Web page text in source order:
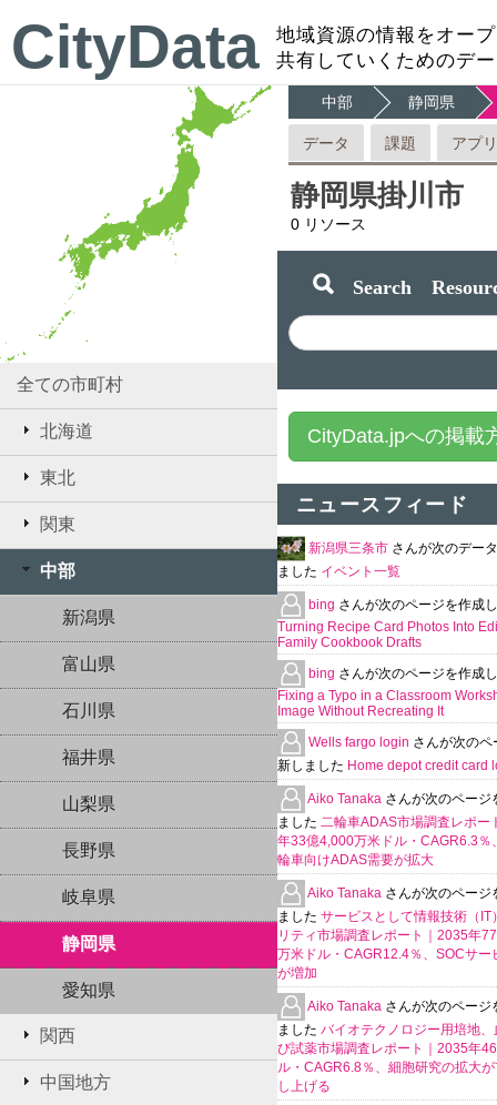
CityData
地域資源の情報をオー
共有していくためのデ
全ての市町村
北海道
東北
関東
中部
新潟県
富山県
石川県
福井県
山梨県
長野県
岐阜県
静岡県
愛知県
関西
中国地方
中部 静岡県
データ 課題 アプリ
静岡県掛川市
0 リソース
Search
CityData.jpへの掲載
ニュースフィード
新潟県三条市 さんが次のデー
ました イベント一覧
bing さんが次のページを作成
Turning Recipe Card Photos Into
Family Cookbook Drafts
bing さんが次のページを作成
Fixing a Typo in a Classroom
Image Without Recreating It
Wells fargo login さんが次のペ
新しました Home depot credit card
Aiko Tanaka さんが次のページ
ました 二輪車ADAS市場調査レポー
年33億4,000万米ドル・CAGR6.3％
輪車向けADAS需要が拡大
Aiko Tanaka さんが次のページ
ました サービスとして情報技術（IT
リティ市場調査レポート｜2035年
万米ドル・CAGR12.4％、SOCサー
が増加
Aiko Tanaka さんが次のページ
ました バイオテクノロジー用培地、
び試薬市場調査レポート｜2035年
ル・CAGR6.8％、細胞研究の拡大
し上げる